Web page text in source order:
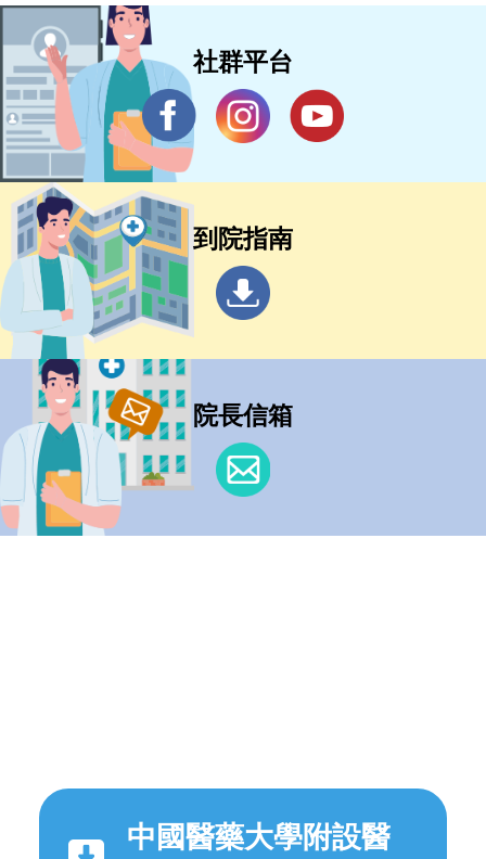
社群平台
到院指南
院長信箱
中國醫藥大學附設醫